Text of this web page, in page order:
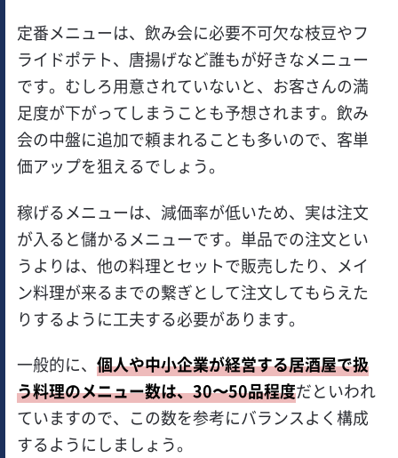
定番メニューは、飲み会に必要不可欠な枝豆やフ
ライドポテト、唐揚げなど誰もが好きなメニュー
です。むしろ用意されていないと、お客さんの満
足度が下がってしまうことも予想されます。飲み
会の中盤に追加で頼まれることも多いので、客単
価アップを狙えるでしょう。
稼げるメニューは、減価率が低いため、実は注文
が入ると儲かるメニューです。単品での注文とい
うよりは、他の料理とセットで販売したり、メイ
ン料理が来るまでの繋ぎとして注文してもらえた
りするように工夫する必要があります。
一般的に、個人や中小企業が経営する居酒屋で扱
う料理のメニュー数は、30〜50品程度だといわれ
ていますので、この数を参考にバランスよく構成
するようにしましょう。